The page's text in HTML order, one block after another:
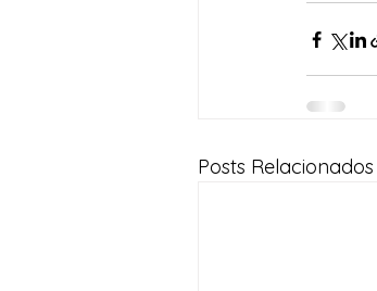
Posts Relacionados